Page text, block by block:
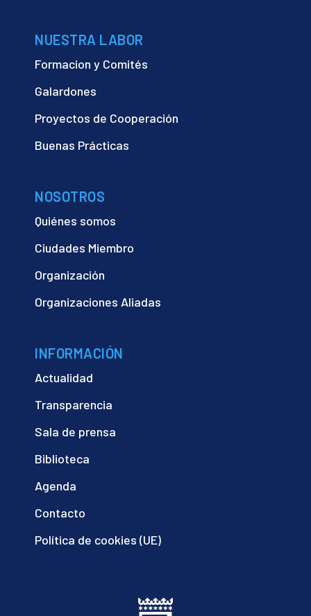
NUESTRA LABOR
Formacion y Comités
Galardones
Proyectos de Cooperación
Buenas Prácticas
NOSOTROS
Quiénes somos
Ciudades Miembro
Organización
Organizaciones Aliadas
INFORMACIÓN
Actualidad
Transparencia
Sala de prensa
Biblioteca
Agenda
Contacto
Política de cookies (UE)